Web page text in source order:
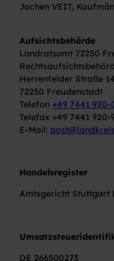
Jochen VEIT,
Aufsichtsbehörde
Landratsamt 72250
Herrenfelder Straße 14
72250 Freudenstadt
Telefon +49 7441 920-
Telefax +49 7441 920-
E-Mail:
Handelsregister
Amtsgericht Stuttgart
DE 266500273